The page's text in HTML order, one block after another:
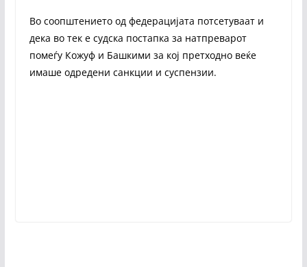
Во соопштението од федерацијата потсетуваат и
дека во тек е судска постапка за натпреварот
помеѓу Кожуф и Башкими за кој претходно веќе
имаше одредени санкции и суспензии.